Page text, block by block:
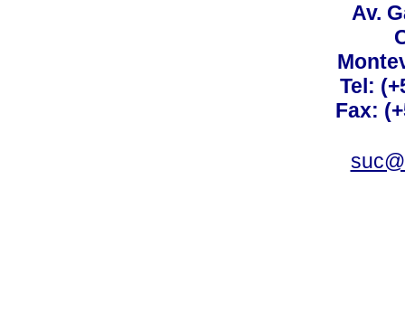
Av.
Tel:
Fax: